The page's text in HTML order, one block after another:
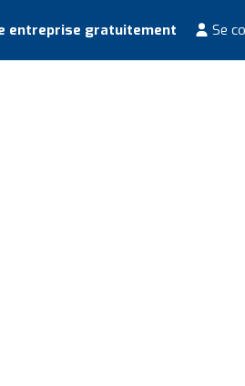
entreprise gratuitement Se